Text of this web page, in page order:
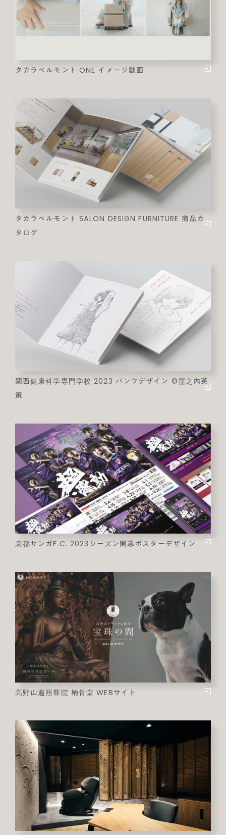
タカラベルモント ONE イメージ動画
タカラベルモント SALON DESIGN FURNITURE 商品カ
タログ
関西健康科学専門学校 2023 パンフデザイン ©窪之内英
策
京都サンガF.C. 2023シーズン開幕ポスターデザイン
高野山遍照尊院 納骨堂 WEBサイト